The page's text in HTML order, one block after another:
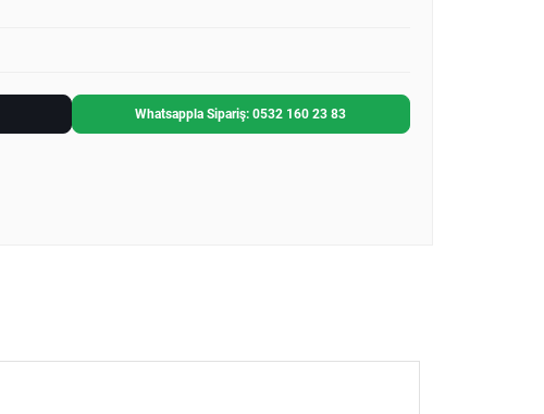
Whatsappla Sipariş: 0532 160 23 83